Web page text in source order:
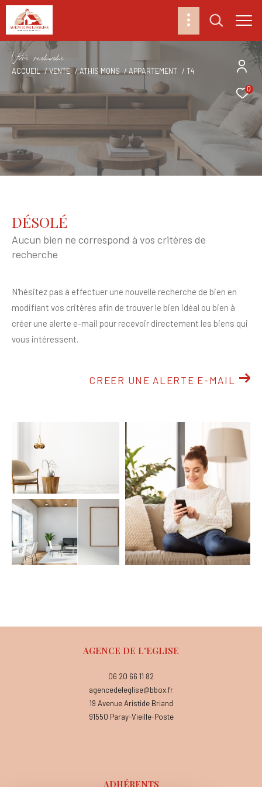
0
Vore recece
ACCUEIL VENTE ATHIS MONS APPARTEMENT T4
DÉSOLÉ
Aucun bien ne correspond à vos critères de
recherche
N'hésitez pas à effectuer une nouvelle recherche de bien en
modifiant vos critères afin de trouver le bien idéal ou bien à
créer une alerte e-mail pour recevoir directement les biens qui
vous intéressent.
CREER UNE ALERTE E-MAIL
AGENCE DE L'EGLISE
06 20 66 11 82
agencedeleglise@bbox.fr
19 Avenue Aristide Briand
91550
Paray-Vieille-Poste
ADHÉRENTS